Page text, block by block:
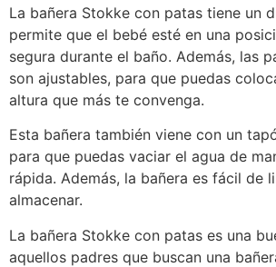
La bañera Stokke con patas tiene un
permite que el bebé esté en una
segura durante el baño. Además, las
son ajustables, para que puedas
altura que más te convenga.
Esta bañera también viene con un
para que puedas vaciar el agua de
rápida. Además, la bañera es fácil de
almacenar.
La bañera Stokke con patas es una
aquellos padres que buscan una